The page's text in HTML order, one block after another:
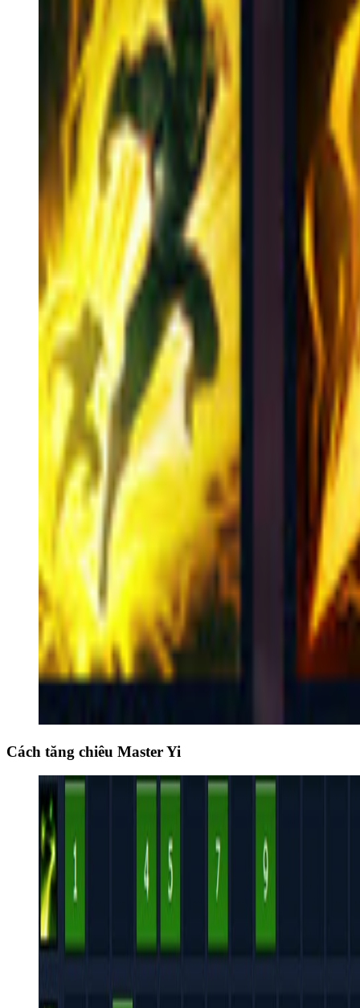
Cách tăng chiêu Master Yi